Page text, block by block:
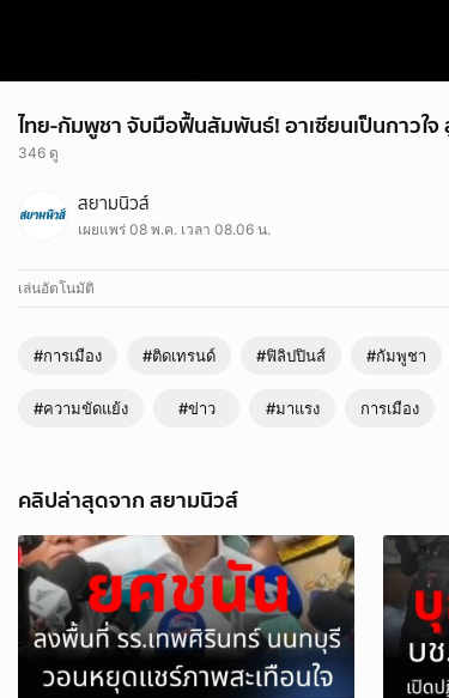
ไทย-กัมพูชา จับมือฟื้นสัมพันธ์! อาเซียนเป็นกาวใ
346 ดู
นายกรัฐมนตรีไทย เข้าร่วมประชุมสามฝ่ายกับ Hun Manet นา
ฟิลิปปินส์ เพื่อหารือสถานการณ์ไทย–กัมพูชา โดยฟิลิปปินส์ในฐาน
สยามนิวส์
เผยแพร่ 08 พ.ค. เวลา 08.06 น.
เล่นอัตโนมัติ
#การเมือง #ติดเทรนด์ #ฟิลิปปินส์ #กัมพูชา
#ความขัดแย้ง #ข่าว #มาแรง การเมือง
คลิปล่าสุดจาก สยามนิวส์